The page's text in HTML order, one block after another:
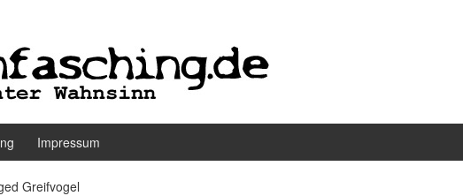
Impressum
Greifvogel